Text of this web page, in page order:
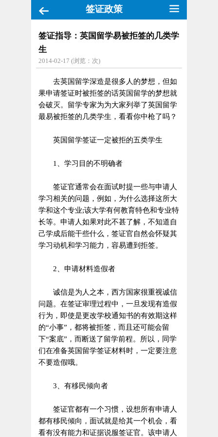
签证政策
签证指导：英国留学易被拒签的几类学
生
2014-02-17 (浏览： 次)
去英国 留学深造是很多人的梦想，但如
果申请签证时被拒签的话英国留学的梦想就
会破灭。留学专家为为大家列举了英国留学
最易被拒签的几类学生，看看你中枪了吗？
英国留学签证一定被拒的五类学生
1、学习目的不明确者
签证官通常会在面试时提一些与申请人
学习相关的问题，例如，为什么选择这所大
学和这个专业;该大学有何教育特色和专业特
长等。申请人如果对此不甚了解，不知道自
己学成后能干些什么，签证官自然会怀疑其
学习动机和学习能力，容易遭到拒签。
2、申请材料造假者
诚信是为人之本，西方国家很重视诚信
问题。在签证审理过程中，一旦发现有造假
行为，即使是更改学校通知书的有效期这样
的“小事”，都将被拒签，而且还可能会留
下“案底”，而断送了留学前程。所以，同学
们在准备英国留学签证材料时，一定要注意
不要造假哦。
3、有移民倾向者
签证官都有一个习惯，设想所有申请人
都有移民倾向，面试就是给其一个机会，看
看有没有能力和证据说服签证官。该申请人